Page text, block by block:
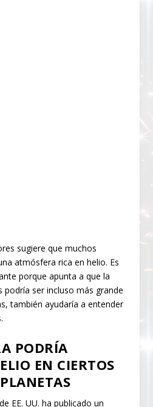
sugiere que muchos
atmósfera rica en helio. Es
porque apunta a que la
podría ser incluso más grande
también ayudaría a entender
PODRÍA
EN CIERTOS
EE. UU. ha publicado un